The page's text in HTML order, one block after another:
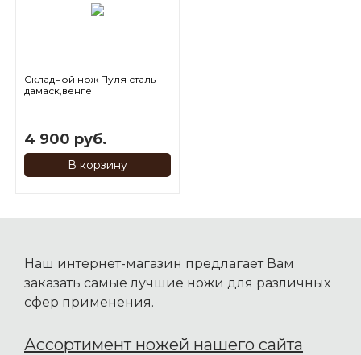
Складной нож Пуля сталь
дамаск,венге
4 900 руб.
В корзину
Наш интернет-магазин предлагает Вам
заказать самые лучшие ножи для различных
сфер применения.
Ассортимент ножей нашего сайта